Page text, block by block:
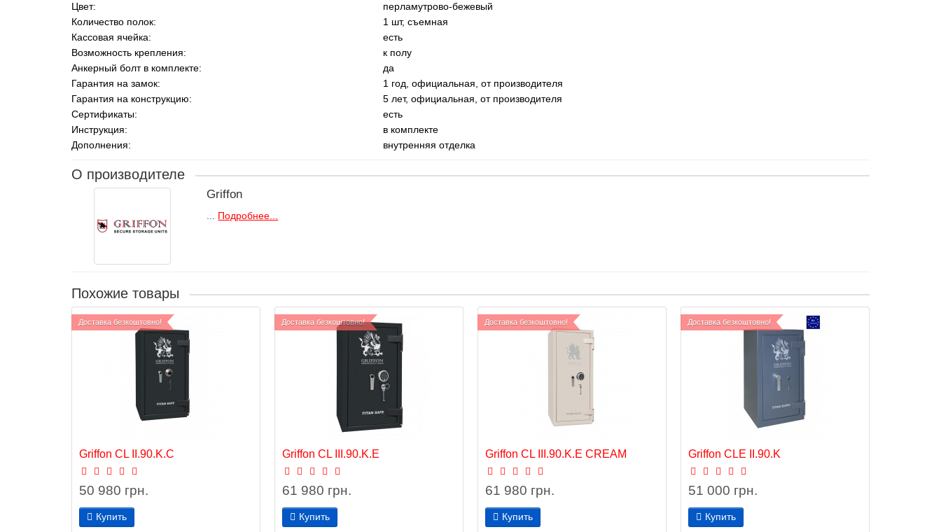
Цвет:
перламутрово-бежевый
Количество полок:
1 шт, cъемная
Кассовая ячейка:
есть
Возможность крепления:
к полу
Анкерный болт в комплекте:
да
Гарантия на замок:
1 год, официальная, от производителя
Гарантия на конструкцию:
5 лет, официальная, от производителя
Сертификаты:
есть
Инструкция:
в комплекте
Дополнения:
внутренняя отделка
О производителе
Griffon
Подробнее...
Похожие товары
Доставка безкоштовно!
Griffon CL II.90.K.С
50 980 грн.
Купить
Доставка безкоштовно!
Griffon CL III.90.K.Е
61 980 грн.
Купить
Доставка безкоштовно!
Griffon CL III.90.K.E CREAM
61 980 грн.
Купить
Доставка безкоштовно!
Griffon CLE II.90.K
51 000 грн.
Купить